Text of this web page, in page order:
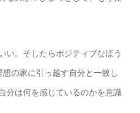
い。そしたらポジティブなほう
の家に引っ越す自分と一致し
分は何を感じているのかを意識